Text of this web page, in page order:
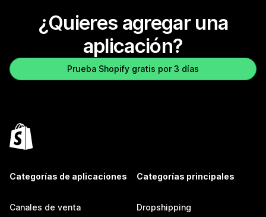
¿Quieres agregar una
aplicación?
Prueba Shopify gratis por 3 días
Categorías de aplicaciones
Canales de venta
Categorías principales
Dropshipping